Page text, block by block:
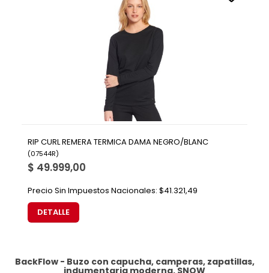
RIP CURL REMERA TERMICA DAMA NEGRO/BLANC
(07544R)
$ 49.999,00
Precio Sin Impuestos Nacionales: $41.321,49
DETALLE
BackFlow - Buzo con capucha, camperas, zapatillas,